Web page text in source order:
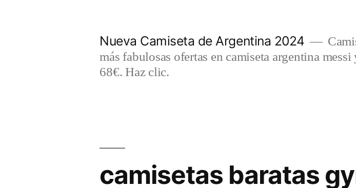
Nueva Camiseta de Argentina 2024
más fabulosas ofertas en camiseta argentina
68€. Haz clic.
camisetas baratas